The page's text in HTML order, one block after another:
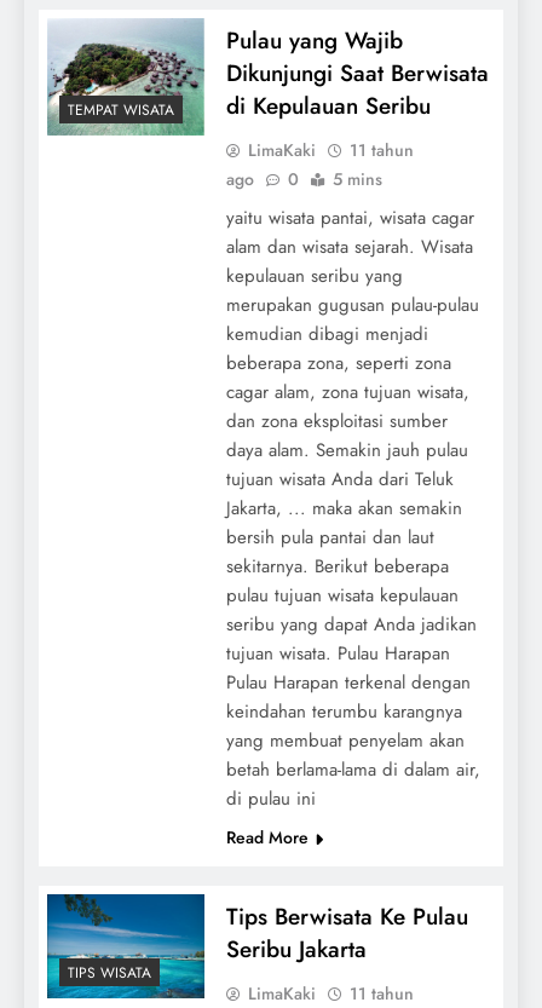
TEMPAT WISATA
Pulau yang Wajib
Dikunjungi Saat Berwisata
di Kepulauan Seribu
LimaKaki
11 tahun
ago
0 5 mins
yaitu wisata pantai, wisata cagar
alam dan wisata sejarah. Wisata
kepulauan seribu yang
merupakan gugusan pulau-pulau
kemudian dibagi menjadi
beberapa zona, seperti zona
cagar alam, zona tujuan wisata,
dan zona eksploitasi sumber
daya alam. Semakin jauh pulau
tujuan wisata Anda dari Teluk
Jakarta, ... maka akan semakin
bersih pula pantai dan laut
sekitarnya. Berikut beberapa
pulau tujuan wisata kepulauan
seribu yang dapat Anda jadikan
tujuan wisata. Pulau Harapan
Pulau Harapan terkenal dengan
keindahan terumbu karangnya
yang membuat penyelam akan
betah berlama-lama di dalam air,
di pulau ini
Read More
TIPS WISATA
Tips Berwisata Ke Pulau
Seribu Jakarta
LimaKaki
11 tahun